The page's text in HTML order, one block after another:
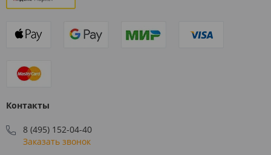
Контакты
8 (495) 152-04-40
Заказать звонок